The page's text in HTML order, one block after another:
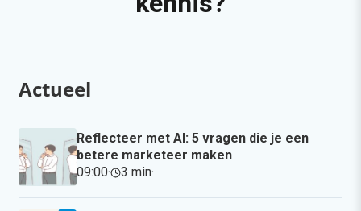
Actueel
Reflecteer met AI: 5 vragen die je een
betere marketeer maken
09:00· 3 min·